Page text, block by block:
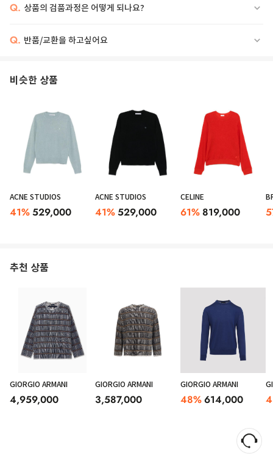
Q. 상품의 검품과정은 어떻게 되나요?
Q. 반품/교환을 하고싶어요
비슷한 상품
ACNE STUDIOS
41%529,000
ACNE STUDIOS
41%529,000
CELINE
61%819,000
추천 상품
GIORGIO ARMANI
4,959,000
GIORGIO ARMANI
3,587,000
GIORGIO ARMANI
48%614,000